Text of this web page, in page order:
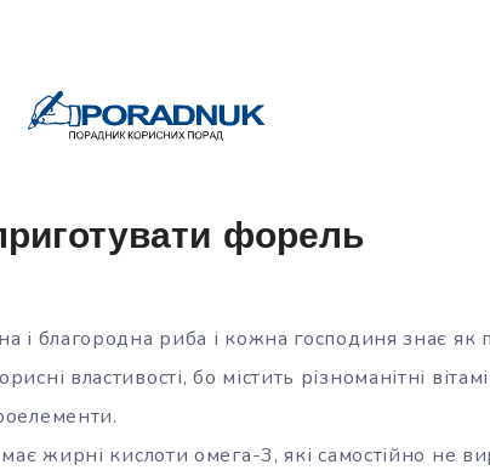
форель
і благородна риба і кожна господиня знає як
властивості, бо містить різноманітні
має жирні кислотиомега-3, які самостійно не